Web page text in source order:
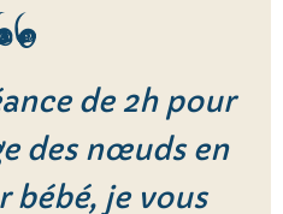
de 2h pour
des nœuds en
bébé, je vous